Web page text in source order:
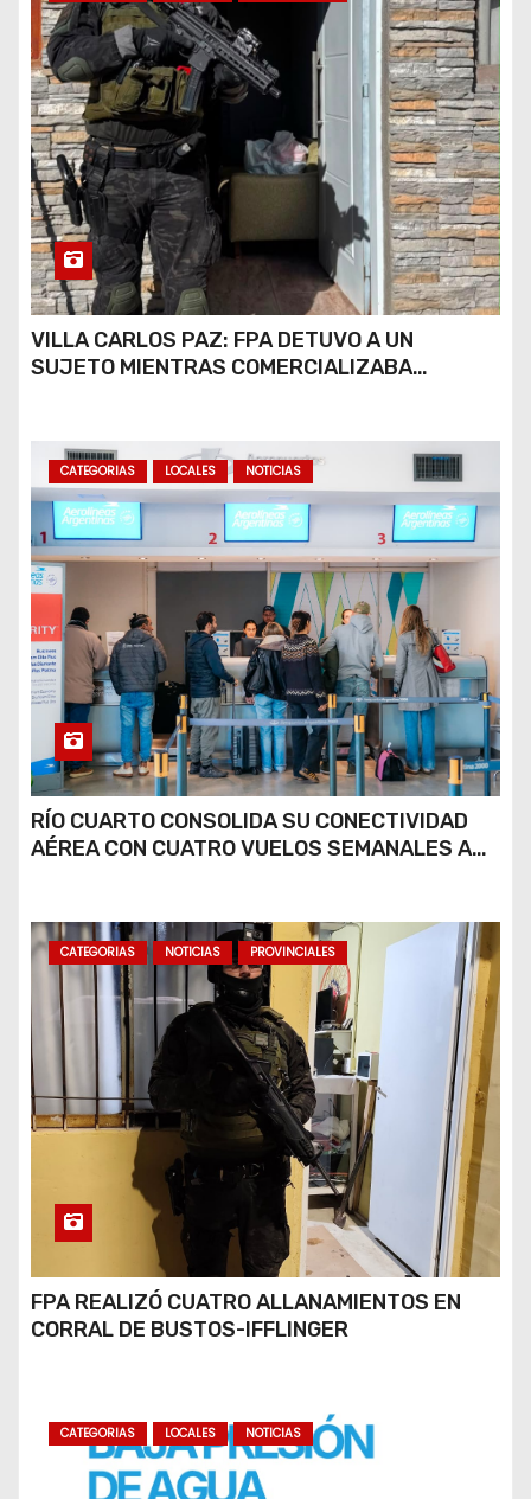
VILLA CARLOS PAZ: FPA DETUVO A UN
SUJETO MIENTRAS COMERCIALIZABA
CATEGORIAS LOCALES NOTICIAS
RÍO CUARTO CONSOLIDA SU CONECTIVIDAD
AÉREA CON CUATRO VUELOS SEMANALES A
CATEGORIAS NOTICIAS PROVINCIALES
FPA REALIZÓ CUATRO ALLANAMIENTOS EN
CORRAL DE BUSTOS-IFFLINGER
CATEGORIAS LOCALES NOTICIAS